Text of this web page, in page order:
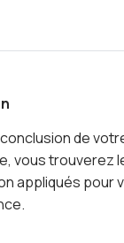
de
vous trouverez
appliqués pour